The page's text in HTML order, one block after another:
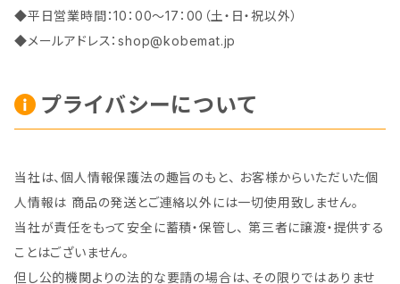
◆平日営業時間：10：00～17：00（土・日・祝以外）
◆メールアドレス：shop@kobemat.jp
プライバシーについて
当社は、個人情報保護法の趣旨のもと、 お客様からいただいた個
人情報は 商品の発送とご連絡以外には一切使用致しません。
当社が責任をもって安全に蓄積・保管し、 第三者に譲渡・提供する
ことはございません。
但し公的機関よりの法的な要請の場合は、その限りではありませ